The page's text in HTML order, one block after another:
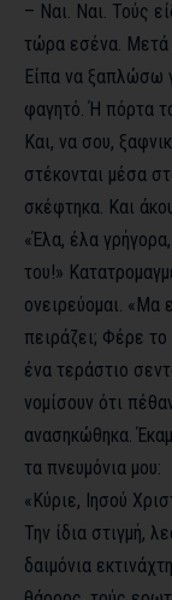
– Ναι. Ναι. Τούς
τώρα εσένα. Μετά
Είπα να ξαπλώσω
φαγητό. Ή πόρτα
Και, να σου,
στέκονται μέσα
σκέφτηκα. Και
«Έλα, έλα
του!»
ονειρεύομαι. «Μα
πειράζει; Φέρε
ένα τεράστιο
νομίσουν ότι
ανασηκώθηκα.
τα πνευμόνια μου:
«Κύριε, Ιησού
Την ίδια στιγμή,
δαιμόνια